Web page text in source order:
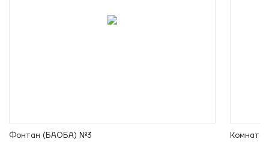
Фонтан (БАОБА) №3
Комната